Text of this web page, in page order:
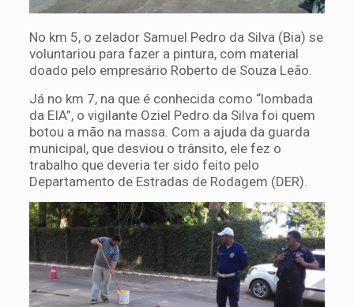
No km 5, o zelador Samuel Pedro da Silva (Bia) se
voluntariou para fazer a pintura, com material
doado pelo empresário Roberto de Souza Leão.
Já no km 7, na que é conhecida como “lombada
da EIA”, o vigilante Oziel Pedro da Silva foi quem
botou a mão na massa. Com a ajuda da guarda
municipal, que desviou o trânsito, ele fez o
trabalho que deveria ter sido feito pelo
Departamento de Estradas de Rodagem (DER).